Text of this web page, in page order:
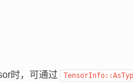
时，可通过